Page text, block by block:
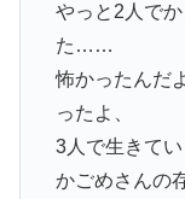
やっと2人で
た……
怖かったんだ
ったよ、
3人で生きて
かごめさんの